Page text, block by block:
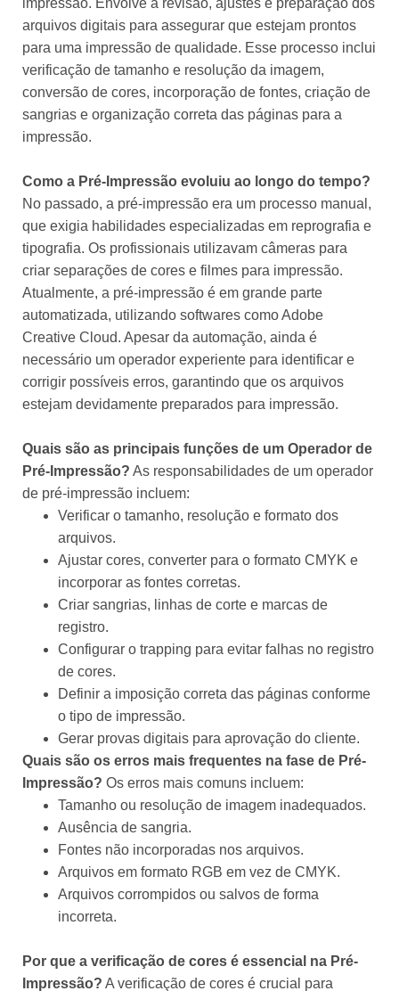
impressão. Envolve a revisão, ajustes e preparação dos
arquivos digitais para assegurar que estejam prontos
para uma impressão de qualidade. Esse processo inclui
verificação de tamanho e resolução da imagem,
conversão de cores, incorporação de fontes, criação de
sangrias e organização correta das páginas para a
impressão.
Como a Pré-Impressão evoluiu ao longo do tempo?
No passado, a pré-impressão era um processo manual,
que exigia habilidades especializadas em reprografia e
tipografia. Os profissionais utilizavam câmeras para
criar separações de cores e filmes para impressão.
Atualmente, a pré-impressão é em grande parte
automatizada, utilizando softwares como Adobe
Creative Cloud. Apesar da automação, ainda é
necessário um operador experiente para identificar e
corrigir possíveis erros, garantindo que os arquivos
estejam devidamente preparados para impressão.
Quais são as principais funções de um Operador de
Pré-Impressão? As responsabilidades de um operador
de pré-impressão incluem:
Verificar o tamanho, resolução e formato dos
arquivos.
Ajustar cores, converter para o formato CMYK e
incorporar as fontes corretas.
Criar sangrias, linhas de corte e marcas de
registro.
Configurar o trapping para evitar falhas no registro
de cores.
Definir a imposição correta das páginas conforme
o tipo de impressão.
Gerar provas digitais para aprovação do cliente.
Quais são os erros mais frequentes na fase de Pré-
Impressão? Os erros mais comuns incluem:
Tamanho ou resolução de imagem inadequados.
Ausência de sangria.
Fontes não incorporadas nos arquivos.
Arquivos em formato RGB em vez de CMYK.
Arquivos corrompidos ou salvos de forma
incorreta.
Por que a verificação de cores é essencial na Pré-
Impressão? A verificação de cores é crucial para